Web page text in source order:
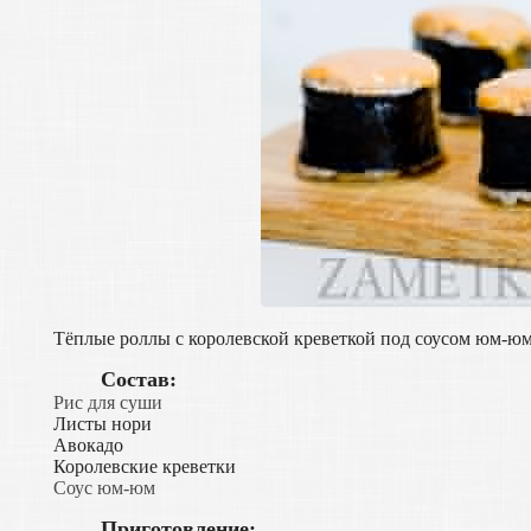
Тёплые роллы с королевской креветкой под соусом юм-
Состав:
Рис для суши
Листы нори
Авокадо
Королевские креветки
Соус юм-юм